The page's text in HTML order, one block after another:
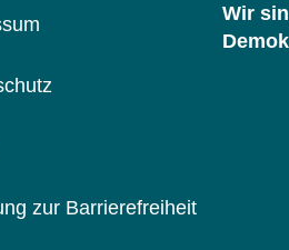
zur Barrierefreiheit
Wir